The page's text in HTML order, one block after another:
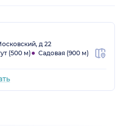
д 22
(500 м)
Садовая (900 м)